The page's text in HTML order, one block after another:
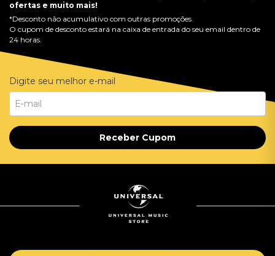
ofertas e muito mais!
*Desconto não acumulativo com outras promoções.
O cupom de desconto estará na caixa de entrada do seu email dentro de
24 horas.
Digite seu melhor e-mail
Receber Cupom